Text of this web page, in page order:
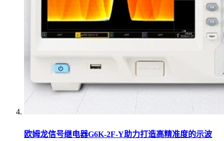
欧姆龙信号继电器G6K-2F-Y助力打造高精准度的示波